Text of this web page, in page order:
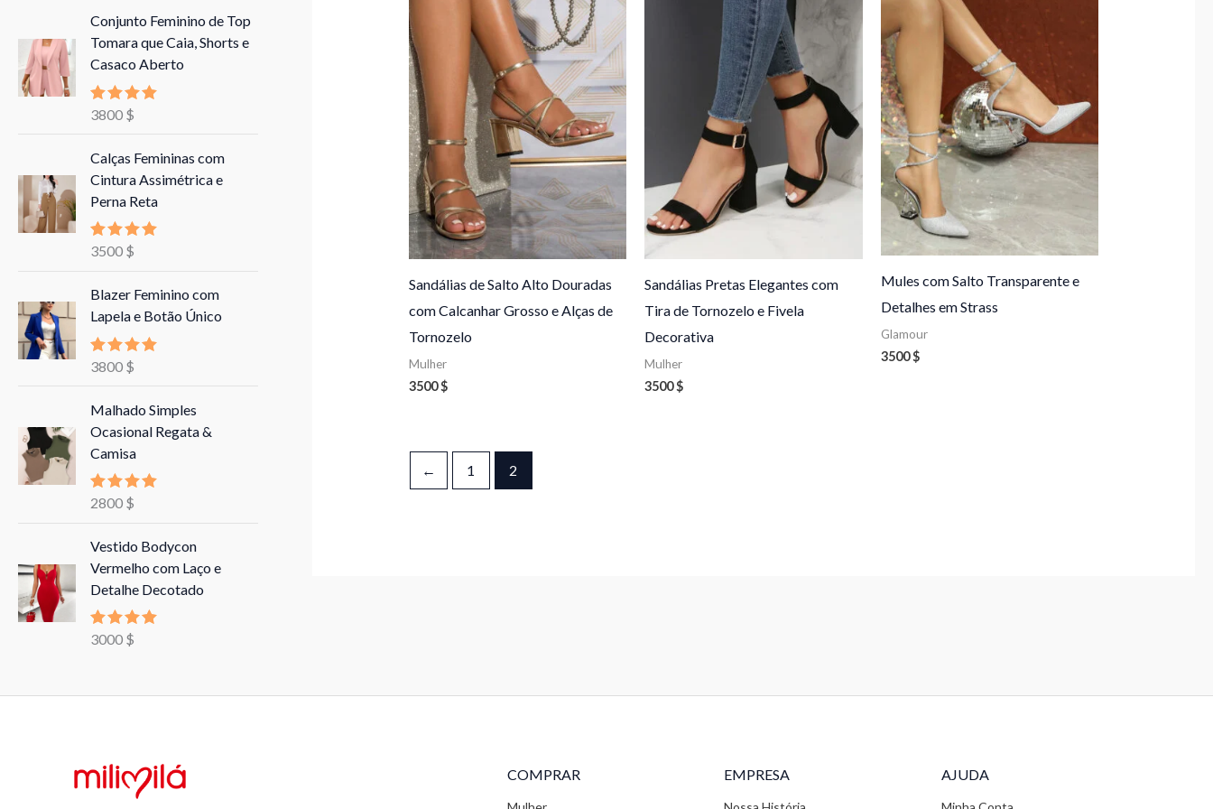
Conjunto Feminino de Top
Tomara que Caia, Shorts e
Casaco Aberto
Avaliação
3800 $
Calças Femininas com
Cintura Assimétrica e
Perna Reta
Avaliação
3500 $
Blazer Feminino com
Lapela e Botão Único
Avaliação
3800 $
Malhado Simples
Ocasional Regata &
Camisa
Avaliação
2800 $
Vestido Bodycon
Vermelho com Laço e
Detalhe Decotado
Avaliação
3000 $
Sandálias de Salto Alto Douradas
com Calcanhar Grosso e Alças de
Tornozelo
Mulher
3500$
Sandálias Pretas Elegantes com
Tira de Tornozelo e Fivela
Decorativa
Mulher
3500$
Mules com Salto Transparente e
Detalhes em Strass
Glamour
3500$
← 1 2
COMPRAR EMPRESA AJUDA